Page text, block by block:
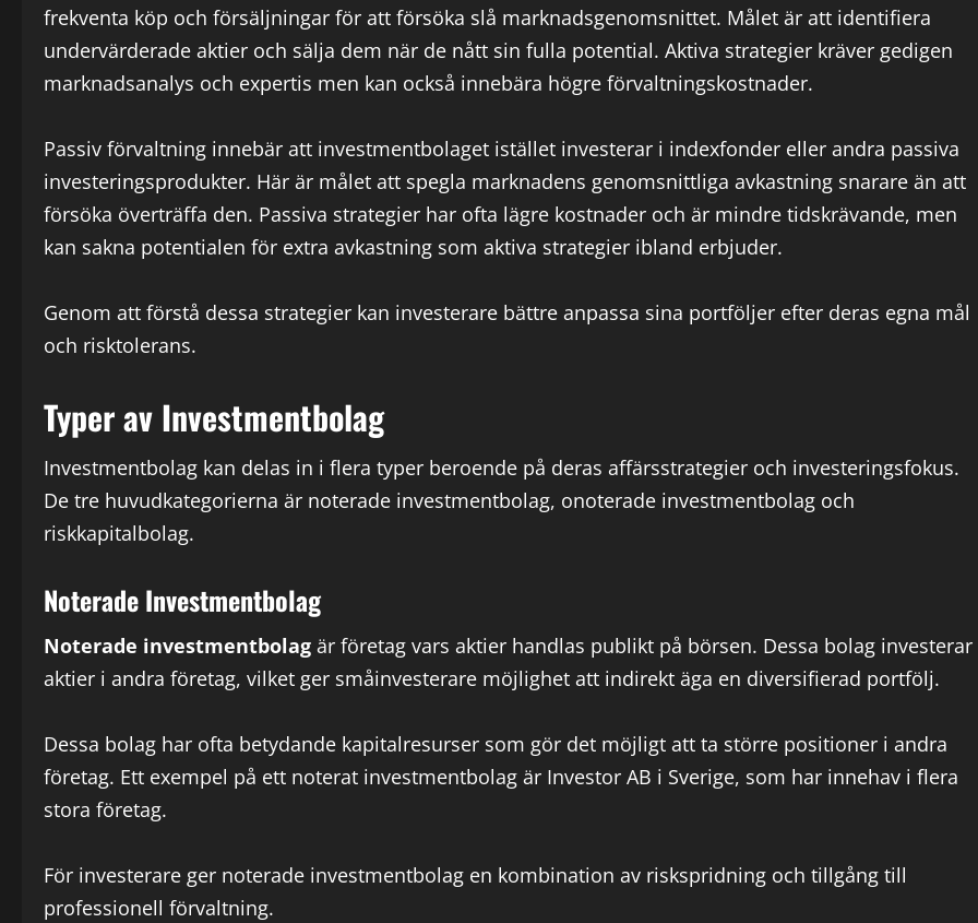
frekventa köp och försäljningar för att försöka slå marknadsgenomsnittet. Målet är att identifiera
undervärderade aktier och sälja dem när de nått sin fulla potential. Aktiva strategier kräver gedigen
marknadsanalys och expertis men kan också innebära högre förvaltningskostnader.
Passiv förvaltning innebär att investmentbolaget istället investerar i indexfonder eller andra passiva
investeringsprodukter. Här är målet att spegla marknadens genomsnittliga avkastning snarare än att
försöka överträffa den. Passiva strategier har ofta lägre kostnader och är mindre tidskrävande, men
kan sakna potentialen för extra avkastning som aktiva strategier ibland erbjuder.
Genom att förstå dessa strategier kan investerare bättre anpassa sina portföljer efter deras egna mål
och risktolerans.
Typer av Investmentbolag
Investmentbolag kan delas in i flera typer beroende på deras affärsstrategier och investeringsfokus.
De tre huvudkategorierna är noterade investmentbolag, onoterade investmentbolag och
riskkapitalbolag.
Noterade Investmentbolag
Noterade investmentbolag är företag vars aktier handlas publikt på börsen. Dessa bolag investerar
aktier i andra företag, vilket ger småinvesterare möjlighet att indirekt äga en diversifierad portfölj.
Dessa bolag har ofta betydande kapitalresurser som gör det möjligt att ta större positioner i andra
företag. Ett exempel på ett noterat investmentbolag är Investor AB i Sverige, som har innehav i flera
stora företag.
För investerare ger noterade investmentbolag en kombination av riskspridning och tillgång till
professionell förvaltning.